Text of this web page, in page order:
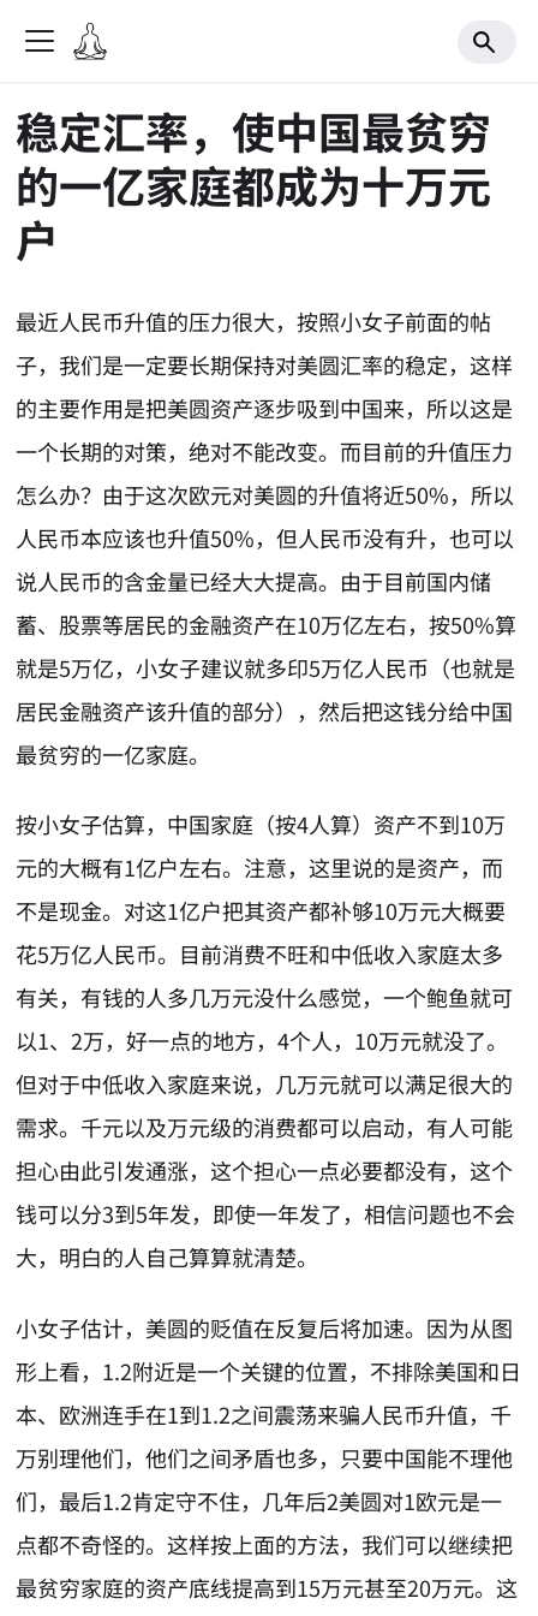
稳定汇率，使中国最贫穷
的一亿家庭都成为十万元
户
最近人民币升值的压力很大，按照小女子前面的帖
子，我们是一定要长期保持对美圆汇率的稳定，这样
的主要作用是把美圆资产逐步吸到中国来，所以这是
一个长期的对策，绝对不能改变。而目前的升值压力
怎么办？由于这次欧元对美圆的升值将近50%，所以
人民币本应该也升值50%，但人民币没有升，也可以
说人民币的含金量已经大大提高。由于目前国内储
蓄、股票等居民的金融资产在10万亿左右，按50%算
就是5万亿，小女子建议就多印5万亿人民币（也就是
居民金融资产该升值的部分），然后把这钱分给中国
最贫穷的一亿家庭。
按小女子估算，中国家庭（按4人算）资产不到10万
元的大概有1亿户左右。注意，这里说的是资产，而
不是现金。对这1亿户把其资产都补够10万元大概要
花5万亿人民币。目前消费不旺和中低收入家庭太多
有关，有钱的人多几万元没什么感觉，一个鲍鱼就可
以1、2万，好一点的地方，4个人，10万元就没了。
但对于中低收入家庭来说，几万元就可以满足很大的
需求。千元以及万元级的消费都可以启动，有人可能
担心由此引发通涨，这个担心一点必要都没有，这个
钱可以分3到5年发，即使一年发了，相信问题也不会
大，明白的人自己算算就清楚。
小女子估计，美圆的贬值在反复后将加速。因为从图
形上看，1.2附近是一个关键的位置，不排除美国和日
本、欧洲连手在1到1.2之间震荡来骗人民币升值，千
万别理他们，他们之间矛盾也多，只要中国能不理他
们，最后1.2肯定守不住，几年后2美圆对1欧元是一
点都不奇怪的。这样按上面的方法，我们可以继续把
最贫穷家庭的资产底线提高到15万元甚至20万元。这